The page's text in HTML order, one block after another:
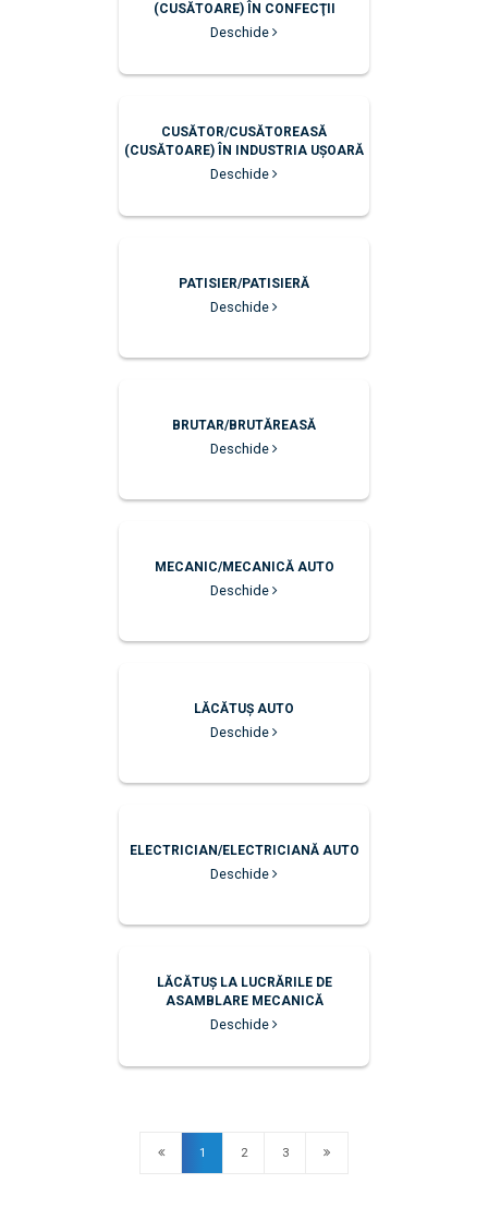
(CUSĂTOARE) ÎN CONFECŢII
Deschide
CUSĂTOR/CUSĂTOREASĂ
(CUSĂTOARE) ÎN INDUSTRIA UȘOARĂ
Deschide
PATISIER/PATISIERĂ
Deschide
BRUTAR/BRUTĂREASĂ
Deschide
MECANIC/MECANICĂ AUTO
Deschide
LĂCĂTUȘ AUTO
Deschide
ELECTRICIAN/ELECTRICIANĂ AUTO
Deschide
LĂCĂTUȘ LA LUCRĂRILE DE
ASAMBLARE MECANICĂ
Deschide
1 2 3